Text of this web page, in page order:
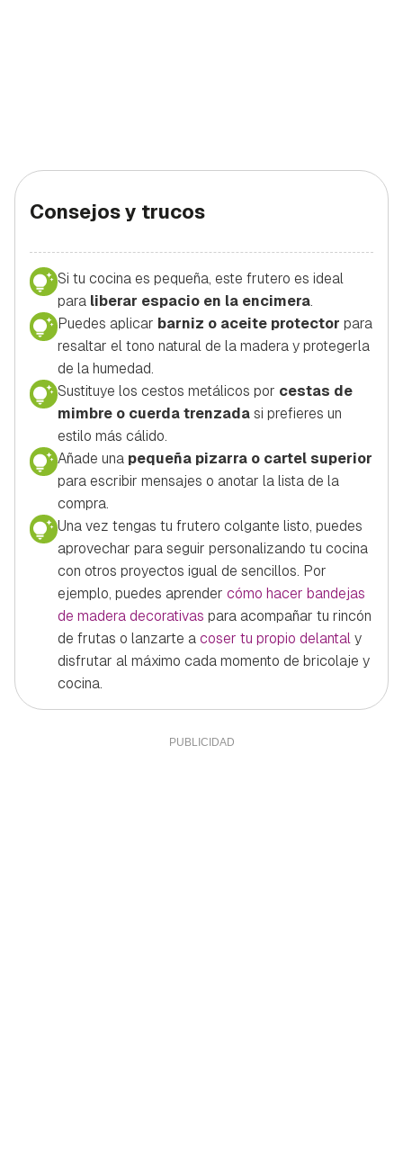
Consejos y trucos
Si tu cocina es pequeña, este frutero es ideal
para liberar espacio en la encimera.
Puedes aplicar barniz o aceite protector para
resaltar el tono natural de la madera y protegerla
de la humedad.
Sustituye los cestos metálicos por cestas de
mimbre o cuerda trenzadasi prefieres un
estilo más cálido.
Añade una pequeña pizarra o cartel superior
para escribir mensajes o anotar la lista de la
compra.
Una vez tengas tu frutero colgante listo, puedes
aprovechar para seguir personalizando tu cocina
con otros proyectos igual de sencillos. Por
ejemplo, puedes aprender cómo hacer bandejas
de madera decorativas para acompañar tu rincón
de frutas o lanzarte acoser tu propio delantaly
disfrutar al máximo cada momento de bricolaje y
cocina.